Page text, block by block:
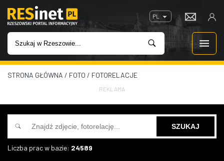
PL
WIADOMOŚCI
INWESTYCJE
IMPREZY
STRONA GŁÓWNA / FOTO / FOTORELACJE
REKLAMA
Liczba prac w bazie: 24589